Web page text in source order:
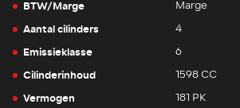
BTW/Marge Marge
Aantal cilinders 4
Emissieklasse 6
Cilinderinhoud 1598 CC
Vermogen 181 PK